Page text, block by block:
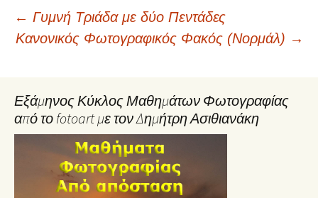
Post
← Γυμνή Τριάδα με δύο Πεντάδες
Κανονικός Φωτογραφικός Φακός (Νορμάλ) →
Εξάμηνος Κύκλος Μαθημάτων Φωτογραφίας
από το fotoart με τον Δημήτρη Ασιθιανάκη